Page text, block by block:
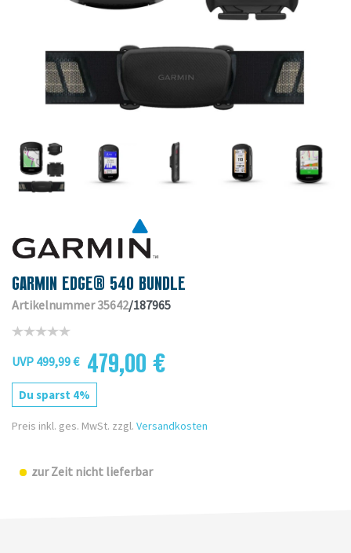
GARMIN EDGE® 540 BUNDLE
Artikelnummer 35642/187965
UVP 499,99 € 479,00 €
Du sparst 4%
Preis inkl. ges. MwSt. zzgl. Versandkosten
zur Zeit nicht lieferbar